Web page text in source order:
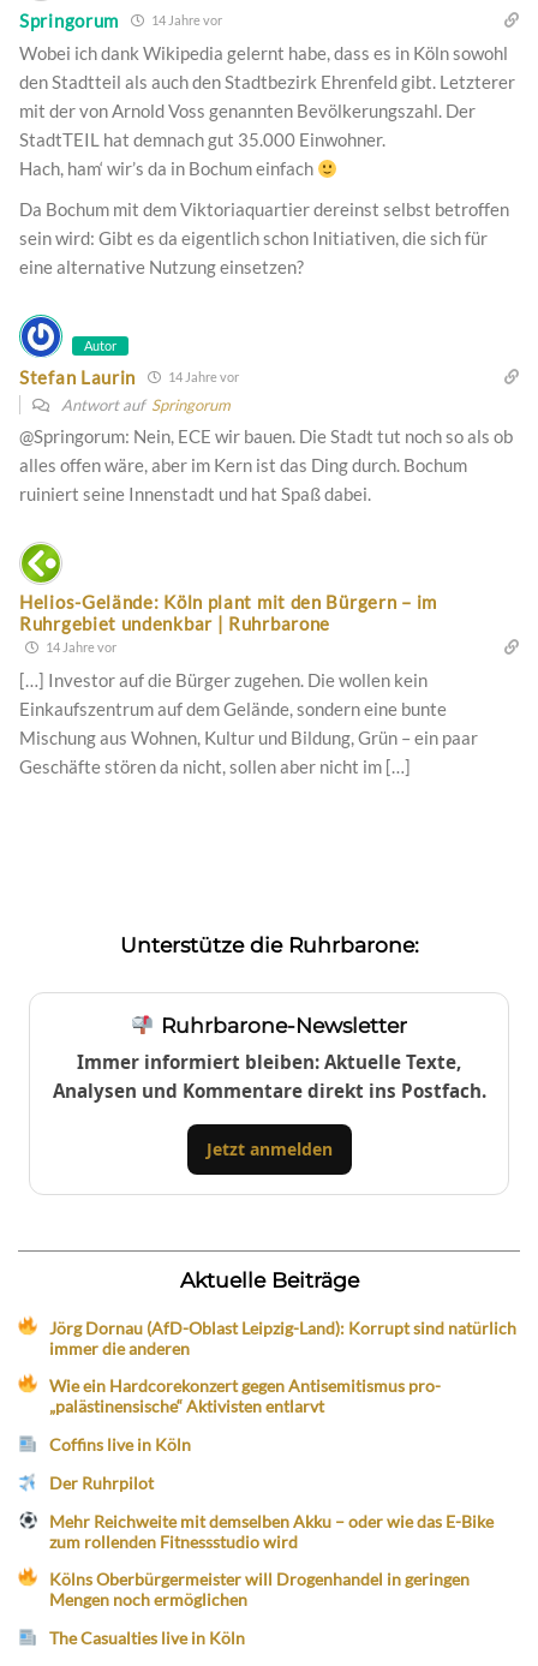
Springorum 14 Jahre vor
Wobei ich dank Wikipedia gelernt habe, dass es in Köln sowohl
den Stadtteil als auch den Stadtbezirk Ehrenfeld gibt. Letzterer
mit der von Arnold Voss genannten Bevölkerungszahl. Der
StadtTEIL hat demnach gut 35.000 Einwohner.
Hach, ham‘ wir’s da in Bochum einfach
Da Bochum mit dem Viktoriaquartier dereinst selbst betroffen
sein wird: Gibt es da eigentlich schon Initiativen, die sich für
eine alternative Nutzung einsetzen?
Autor
Stefan Laurin 14 Jahre vor
Antwort auf Springorum
@Springorum: Nein, ECE wir bauen. Die Stadt tut noch so als ob
alles offen wäre, aber im Kern ist das Ding durch. Bochum
ruiniert seine Innenstadt und hat Spaß dabei.
Helios-Gelände: Köln plant mit den Bürgern – im
Ruhrgebiet undenkbar | Ruhrbarone
14 Jahre vor
[…] Investor auf die Bürger zugehen. Die wollen kein
Einkaufszentrum auf dem Gelände, sondern eine bunte
Mischung aus Wohnen, Kultur und Bildung, Grün – ein paar
Geschäfte stören da nicht, sollen aber nicht im […]
Unterstütze die Ruhrbarone:
Ruhrbarone-Newsletter
Immer informiert bleiben: Aktuelle Texte,
Analysen und Kommentare direkt ins Postfach.
Jetzt anmelden
Aktuelle Beiträge
Jörg Dornau (AfD-Oblast Leipzig-Land): Korrupt sind natürlich
immer die anderen
Wie ein Hardcorekonzert gegen Antisemitismus pro-
„palästinensische“ Aktivisten entlarvt
Coffins live in Köln
Der Ruhrpilot
Mehr Reichweite mit demselben Akku – oder wie das E-Bike
zum rollenden Fitnessstudio wird
Kölns Oberbürgermeister will Drogenhandel in geringen
Mengen noch ermöglichen
The Casualties live in Köln